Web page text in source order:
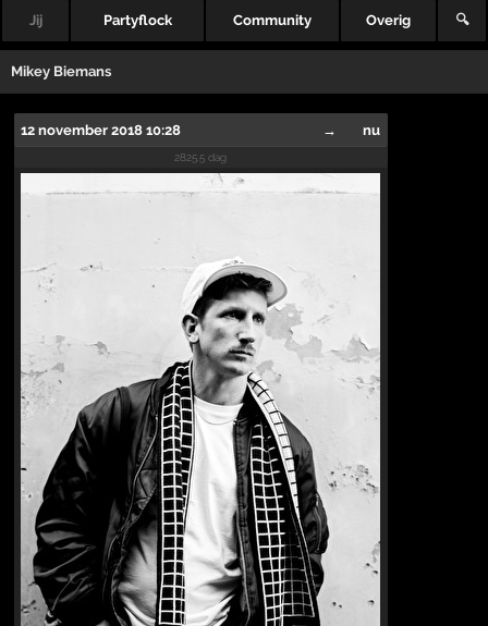
Jij Partyflock Community Overig 🔍
Mikey Biemans
12 november 2018 10:28 → nu
2825.5 dag